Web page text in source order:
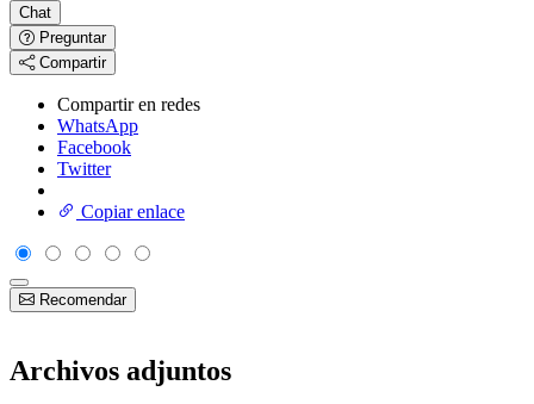
Chat
Preguntar
Compartir
Compartir en redes
WhatsApp
Facebook
Twitter
Copiar enlace
Recomendar
Archivos adjuntos